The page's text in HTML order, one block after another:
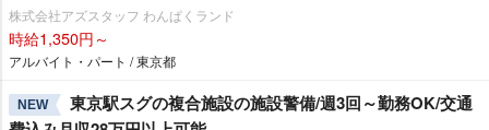
株式会社アズスタッフ わんぱくランド
時給1,350円～
アルバイト・パート / 東京都
NEW
東京駅スグの複合施設の施設警備/週3回～勤務OK/交通